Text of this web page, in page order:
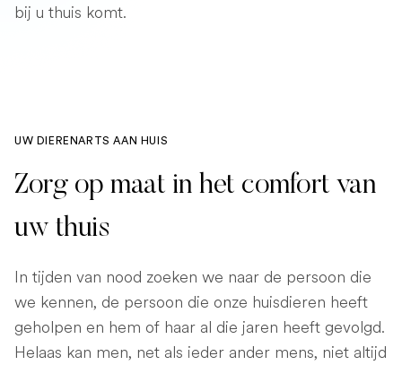
bij u thuis komt.
UW DIERENARTS AAN HUIS
Zorg op maat in het comfort van
uw thuis
In tijden van nood zoeken we naar de persoon die
we kennen, de persoon die onze huisdieren heeft
geholpen en hem of haar al die jaren heeft gevolgd.
Helaas kan men, net als ieder ander mens, niet altijd